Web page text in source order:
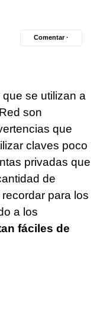
Comentar ·
se utilizan a
son
que
claves poco
privadas que
de
para los
a los
fáciles de